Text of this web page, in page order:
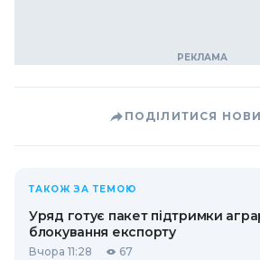
ПОДІЛИТИСЯ
ТАКОЖ ЗА ТЕМОЮ
Уряд готує пакет підтримки
блокування експорту
Вчора 11:28 67